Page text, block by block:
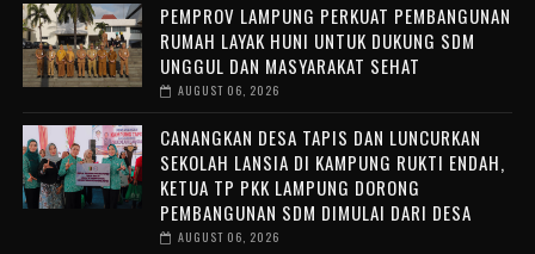
PEMPROV LAMPUNG PERKUAT PEMBANGUNAN
RUMAH LAYAK HUNI UNTUK DUKUNG SDM
UNGGUL DAN MASYARAKAT SEHAT
AUGUST 06, 2026
CANANGKAN DESA TAPIS DAN LUNCURKAN
SEKOLAH LANSIA DI KAMPUNG RUKTI ENDAH,
KETUA TP PKK LAMPUNG DORONG
PEMBANGUNAN SDM DIMULAI DARI DESA
AUGUST 06, 2026